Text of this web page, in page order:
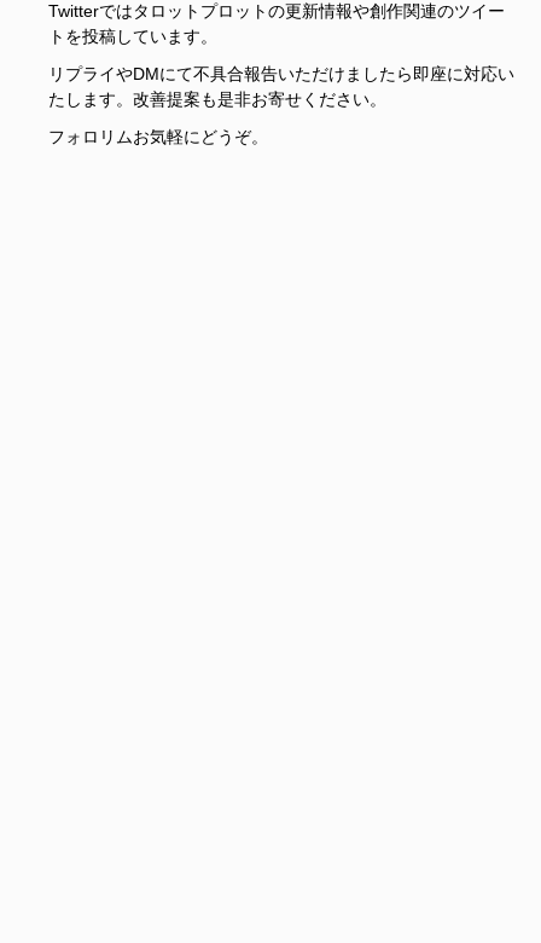
Twitterではタロットプロットの更新情報や創作関連のツイー
トを投稿しています。
リプライやDMにて不具合報告いただけましたら即座に対応い
たします。改善提案も是非お寄せください。
フォロリムお気軽にどうぞ。